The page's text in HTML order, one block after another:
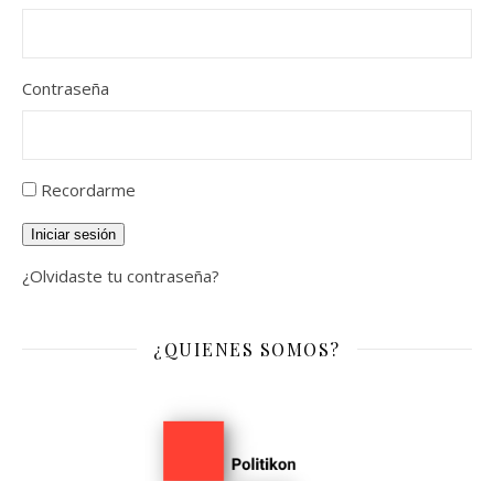
Contraseña
Recordarme
Iniciar sesión
¿Olvidaste tu contraseña?
¿QUIENES SOMOS?